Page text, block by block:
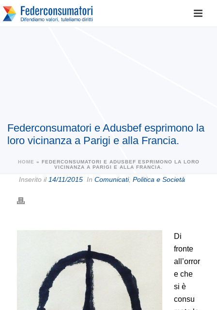
Federconsumatori e Adusbef esprimono la
loro vicinanza a Parigi e alla Francia.
HOME » FEDERCONSUMATORI E ADUSBEF ESPRIMONO LA LORO
VICINANZA A PARIGI E ALLA FRANCIA.
Inserito il 14/11/2015 In Comunicati, Politica e Società
Di
fronte
all’orror
e che
si è
consu